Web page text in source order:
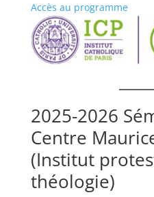
Accès au programme
2025-2026
Centre
(Institut
théologie)